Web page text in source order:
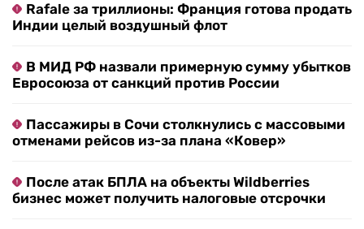
Rafale за триллионы: Франция готова продать
Индии целый воздушный флот
В МИД РФ назвали примерную сумму убытков
Евросоюза от санкций против России
Пассажиры в Сочи столкнулись с массовыми
отменами рейсов из-за плана «Ковер»
После атак БПЛА на объекты Wildberries
бизнес может получить налоговые отсрочки